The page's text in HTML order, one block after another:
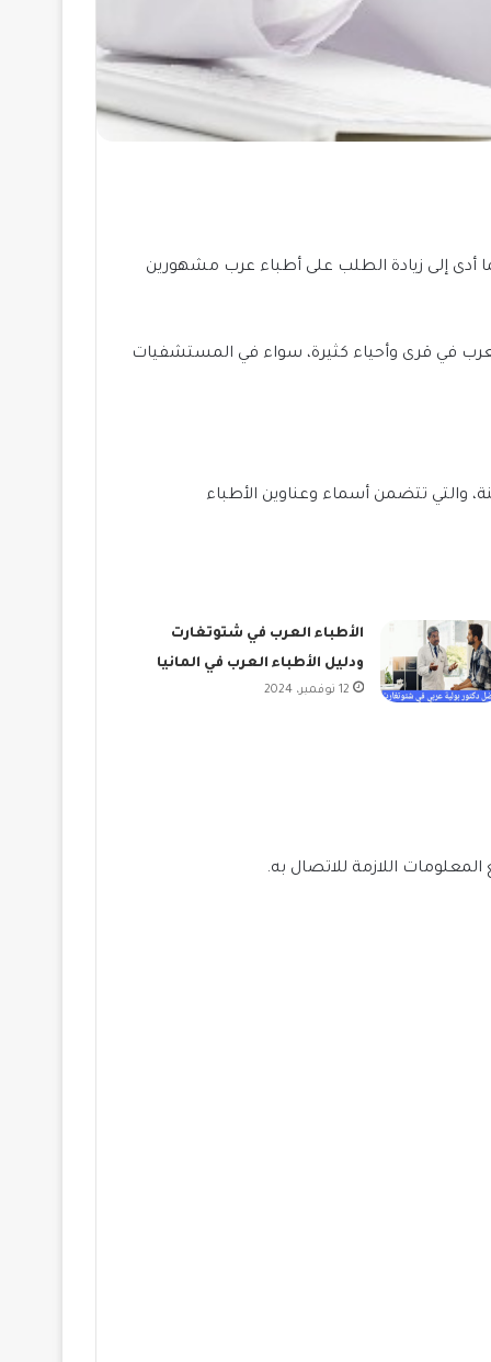
أدى إلى زيادة الطلب على أطباء عرب مشهورين
في قرى وأحياء كثيرة، سواء في المستشفيات
والتي تتضمن أسماء وعناوين الأطباء
الأطباء العرب في شتوتغارت
ودليل الأطباء العرب في المانيا
12 نوفمبر، 2024
اللازمة للاتصال به.